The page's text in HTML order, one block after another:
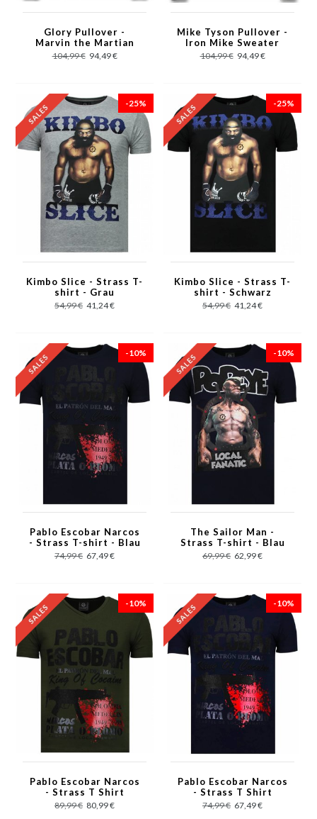
Glory Pullover -
Marvin the Martian
Pullover Männer -
104,99 € 94,49 €
Mike Tyson Pullover -
Iron Mike Sweater
Männer - Herren
Sweatshirt - Grau
104,99 € 94,49 €
-25%
Kimbo Slice - Strass T-
shirt - Grau
54,99 € 41,24 €
-25%
Kimbo Slice - Strass T-
shirt - Schwarz
54,99 € 41,24 €
-10%
Pablo Escobar Narcos
- Strass T-shirt - Blau
74,99 € 67,49 €
-10%
The Sailor Man -
Strass T-shirt - Blau
69,99 € 62,99 €
-10%
Pablo Escobar Narcos
- Strass T Shirt
Herren - Grün
89,99 € 80,99 €
-10%
Pablo Escobar Narcos
- Strass T Shirt
Herren - Navy /
Schwarz
74,99 € 67,49 €